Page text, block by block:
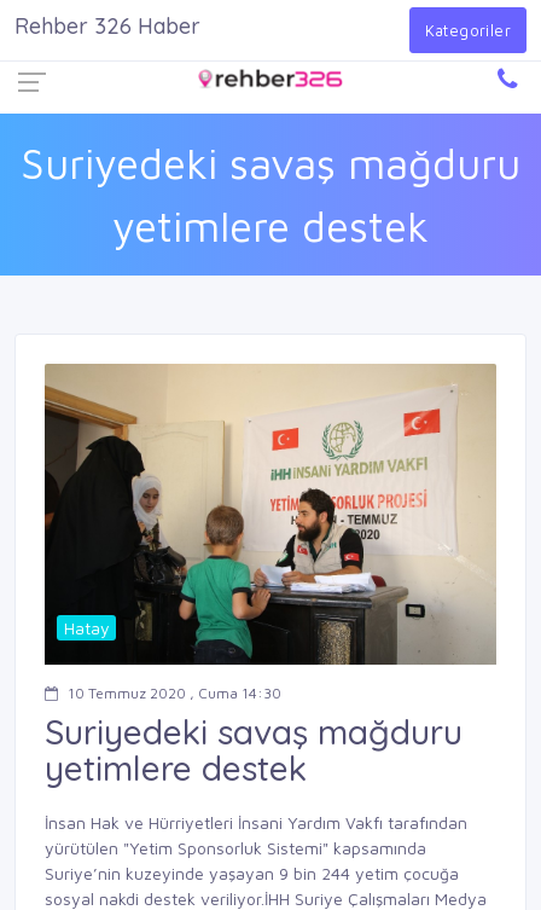
Giriş Yap
Suriyedeki savaş mağduru
yetimlere destek
Rehber 326 Haber Kategoriler
Hatay
10 Temmuz 2020 , Cuma 14:30
Suriyedeki savaş mağduru
yetimlere destek
İnsan Hak ve Hürriyetleri İnsani Yardım Vakfı tarafından
yürütülen "Yetim Sponsorluk Sistemi" kapsamında
Suriye’nin kuzeyinde yaşayan 9 bin 244 yetim çocuğa
sosyal nakdi destek veriliyor.İHH Suriye Çalışmaları Medya